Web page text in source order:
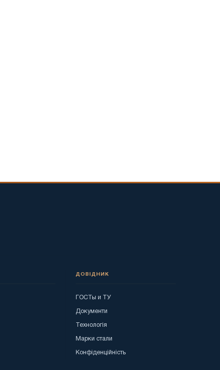
ДОВІДНИК
ГОСТы и ТУ
Документи
Технологія
Марки стали
Конфіденційність